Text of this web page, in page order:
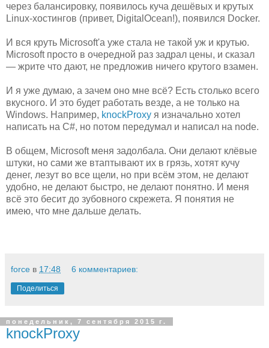
через балансировку, появилось куча дешёвых и крутых
Linux-хостингов (привет, DigitalOcean!), появился Docker.
И вся круть Microsoft'а уже стала не такой уж и крутью.
Microsoft просто в очередной раз задрал цены, и сказал
— жрите что дают, не предложив ничего крутого взамен.
И я уже думаю, а зачем оно мне всё? Есть столько всего
вкусного. И это будет работать везде, а не только на
Windows. Например, knockProxy я изначально хотел
написать на C#, но потом передумал и написал на node.
В общем, Microsoft меня задолбала. Они делают клёвые
штуки, но сами же втаптывают их в грязь, хотят кучу
денег, лезут во все щели, но при всём этом, не делают
удобно, не делают быстро, не делают понятно. И меня
всё это бесит до зубовного скрежета. Я понятия не
имею, что мне дальше делать.
force в 17:48 6 комментариев:
Поделиться
понедельник, 7 сентября 2015 г.
knockProxy